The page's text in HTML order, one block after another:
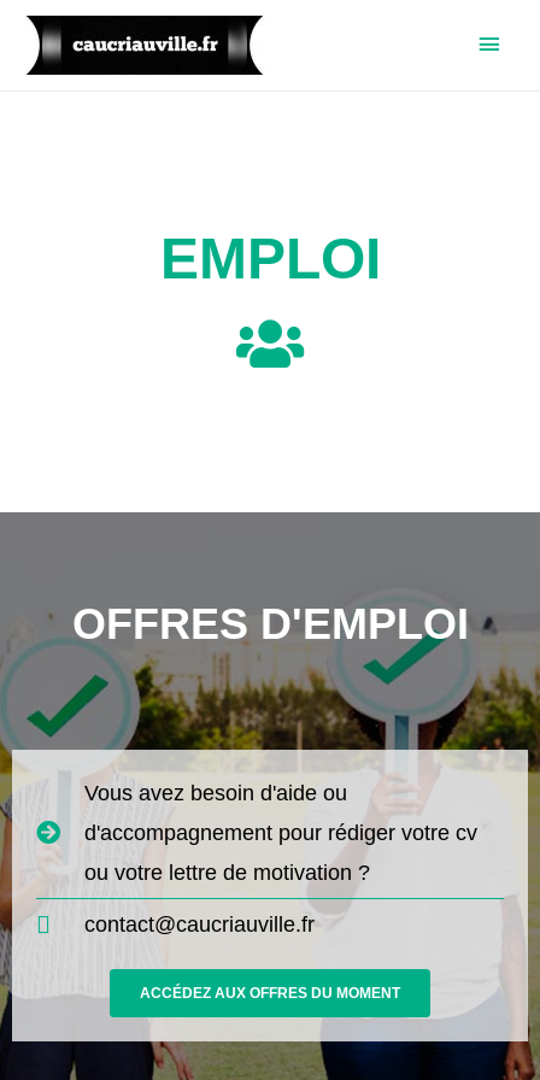
EMPLOI
OFFRES D'EMPLOI
Vous avez besoin d'aide ou
d'accompagnement pour rédiger votre cv
ou votre lettre de motivation ?
contact@caucriauville.fr
ACCÉDEZ AUX OFFRES DU MOMENT